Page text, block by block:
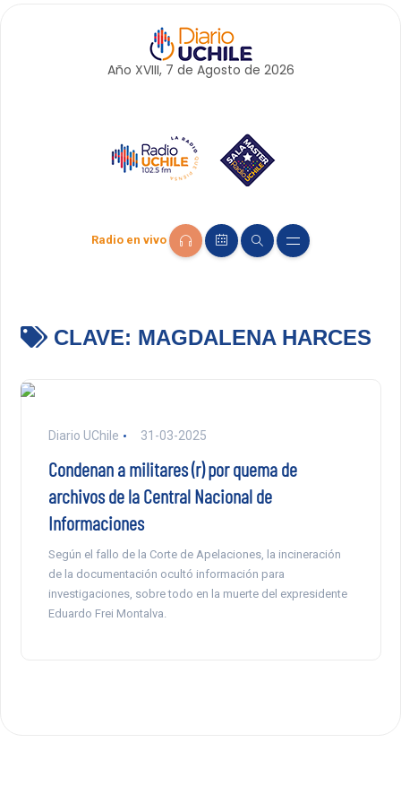
Año XVIII, 7 de Agosto de 2026
Radio en vivo
CLAVE: MAGDALENA HARCES
Diario UChile 31-03-2025
Condenan a militares (r) por quema de
archivos de la Central Nacional de
Informaciones
Según el fallo de la Corte de Apelaciones, la incineración
de la documentación ocultó información para
investigaciones, sobre todo en la muerte del expresidente
Eduardo Frei Montalva.